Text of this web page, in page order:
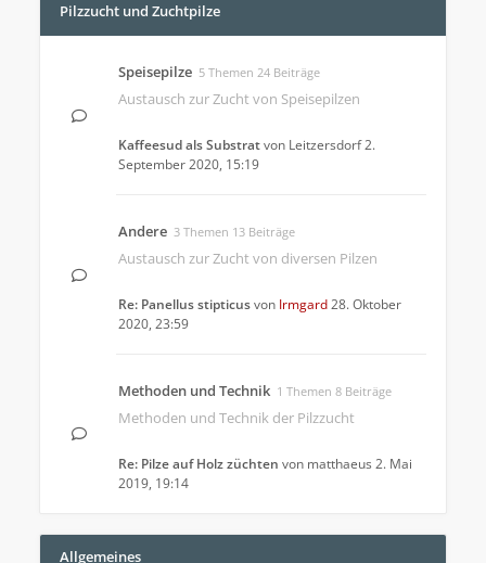
Pilzzucht und Zuchtpilze
Speisepilze 5 Themen 24 Beiträge
Austausch zur Zucht von Speisepilzen
Kaffeesud als Substratvon Leitzersdorf2.
September 2020, 15:19
Andere 3 Themen 13 Beiträge
Austausch zur Zucht von diversen Pilzen
Re: Panellus stipticusvon Irmgard28. Oktober
2020, 23:59
Methoden und Technik 1 Themen 8 Beiträge
Methoden und Technik der Pilzzucht
Re: Pilze auf Holz züchten von matthaeus 2. Mai
2019, 19:14
Allgemeines